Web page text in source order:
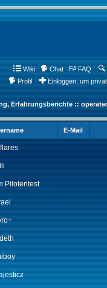
Wiki Chat FAQ
Profil
Einloggen, um
Erfahrungsberichte ::
E-Mail
Pilotentest